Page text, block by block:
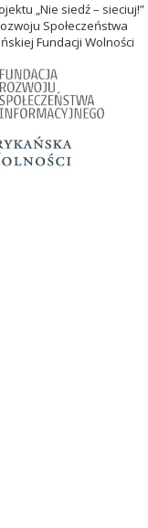
„Nie siedź – sieciuj!”
Społeczeństwa
Fundacji Wolności